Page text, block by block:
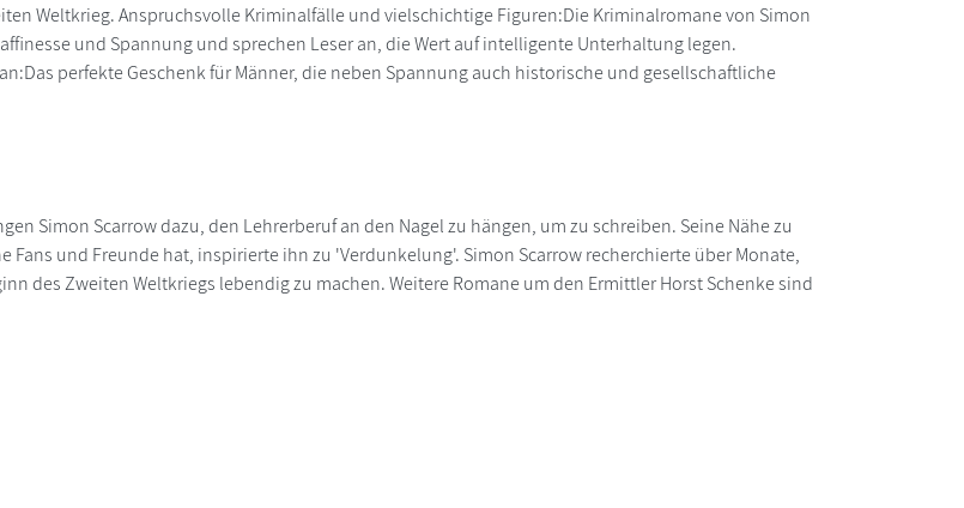
Weltkrieg. Anspruchsvolle Kriminalfälle und vielschichtige Figuren:Die Kriminalromane von Simon
und Spannung und sprechen Leser an, die Wert auf intelligente Unterhaltung legen.
perfekte Geschenk für Männer, die neben Spannung auch historische und gesellschaftliche
Simon Scarrow dazu, den Lehrerberuf an den Nagel zu hängen, um zu schreiben. Seine Nähe zu
Fans und Freunde hat, inspirierte ihn zu 'Verdunkelung'. Simon Scarrow recherchierte über Monate,
des Zweiten Weltkriegs lebendig zu machen. Weitere Romane um den Ermittler Horst Schenke sind